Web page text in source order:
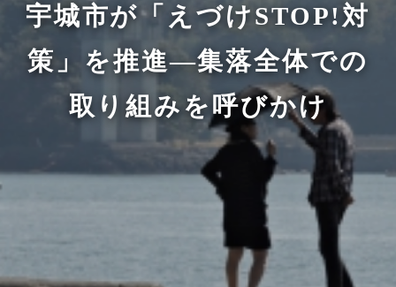
宇城市が「えづけSTOP!対
策」を推進—集落全体での
取り組みを呼びかけ